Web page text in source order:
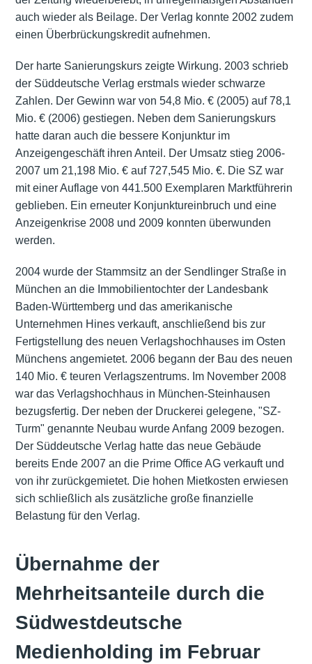
auch wieder als Beilage. Der Verlag konnte 2002 zudem
einen Überbrückungskredit aufnehmen.
Der harte Sanierungskurs zeigte Wirkung. 2003 schrieb
der Süddeutsche Verlag erstmals wieder schwarze
Zahlen. Der Gewinn war von 54,8 Mio. € (2005) auf 78,1
Mio. € (2006) gestiegen. Neben dem Sanierungskurs
hatte daran auch die bessere Konjunktur im
Anzeigengeschäft ihren Anteil. Der Umsatz stieg 2006-
2007 um 21,198 Mio. € auf 727,545 Mio. €. Die SZ war
mit einer Auflage von 441.500 Exemplaren Marktführerin
geblieben. Ein erneuter Konjunktureinbruch und eine
Anzeigenkrise 2008 und 2009 konnten überwunden
werden.
2004 wurde der Stammsitz an der Sendlinger Straße in
München an die Immobilientochter der Landesbank
Baden-Württemberg und das amerikanische
Unternehmen Hines verkauft, anschließend bis zur
Fertigstellung des neuen Verlagshochhauses im Osten
Münchens angemietet. 2006 begann der Bau des neuen
140 Mio. € teuren Verlagszentrums. Im November 2008
war das Verlagshochhaus in München-Steinhausen
bezugsfertig. Der neben der Druckerei gelegene, "SZ-
Turm" genannte Neubau wurde Anfang 2009 bezogen.
Der Süddeutsche Verlag hatte das neue Gebäude
bereits Ende 2007 an die Prime Office AG verkauft und
von ihr zurückgemietet. Die hohen Mietkosten erwiesen
sich schließlich als zusätzliche große finanzielle
Belastung für den Verlag.
Übernahme der
Mehrheitsanteile durch die
Südwestdeutsche
Medienholding im Februar